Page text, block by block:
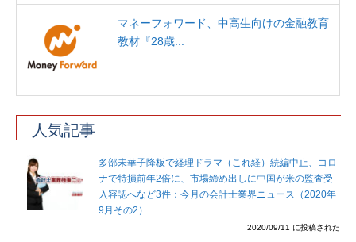
マネーフォワード、中高生向けの金融教育
教材『28歳...
人気記事
多部未華子降板で経理ドラマ（これ経）続編中止、コロ
ナで特損前年2倍に、市場締め出しに中国が米の監査受
入容認へなど3件：今月の会計士業界ニュース（2020年
9月その2）
2020/09/11 に投稿された